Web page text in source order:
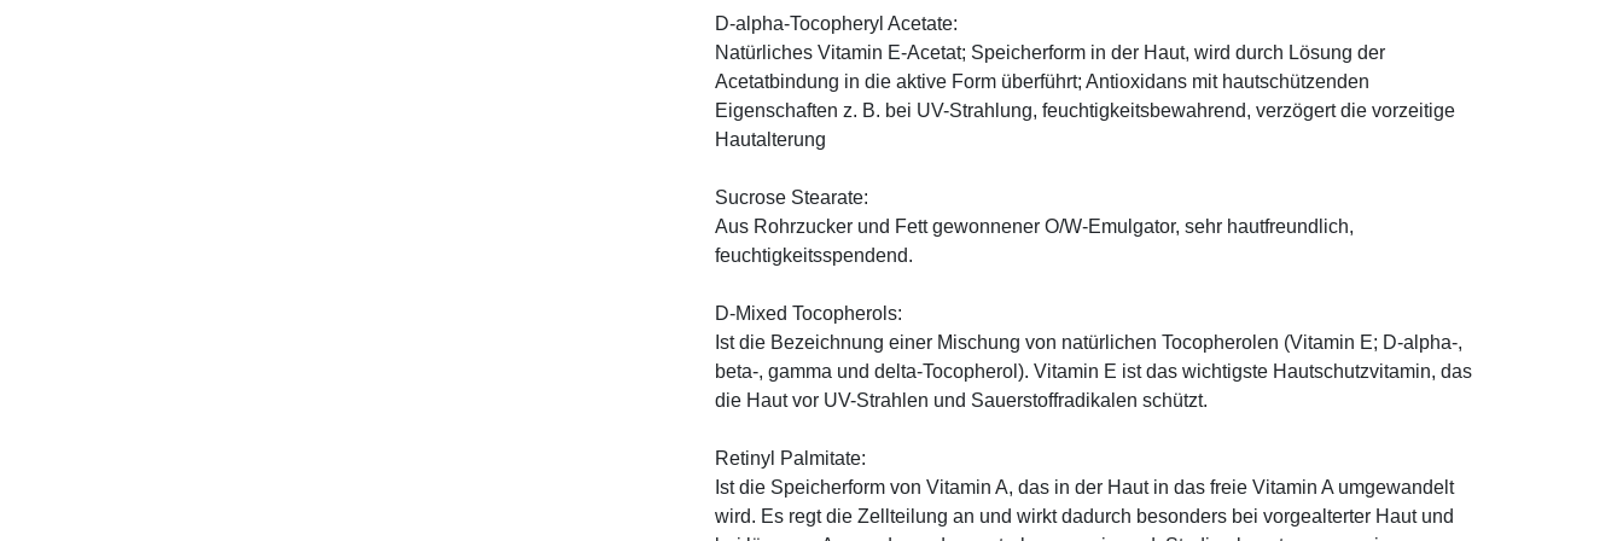
D-alpha-Tocopheryl Acetate:
Natürliches Vitamin E-Acetat; Speicherform in der Haut, wird durch Lösung der
Acetatbindung in die aktive Form überführt; Antioxidans mit hautschützenden
Eigenschaften z. B. bei UV-Strahlung, feuchtigkeitsbewahrend, verzögert die vorzeitige
Hautalterung
Sucrose Stearate:
Aus Rohrzucker und Fett gewonnener O/W-Emulgator, sehr hautfreundlich,
feuchtigkeitsspendend.
D-Mixed Tocopherols:
Ist die Bezeichnung einer Mischung von natürlichen Tocopherolen (Vitamin E; D-alpha-,
beta-, gamma und delta-Tocopherol). Vitamin E ist das wichtigste Hautschutzvitamin, das
die Haut vor UV-Strahlen und Sauerstoffradikalen schützt.
Retinyl Palmitate:
Ist die Speicherform von Vitamin A, das in der Haut in das freie Vitamin A umgewandelt
wird. Es regt die Zellteilung an und wirkt dadurch besonders bei vorgealterter Haut und